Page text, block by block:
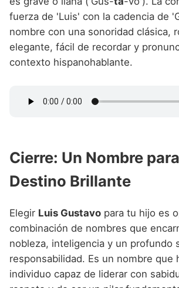
fuerza de 'Luis' con la cadencia de
nombre con una sonoridad clásica,
elegante, fácil de recordar y
contexto hispanohablante.
Cierre: Un Nombre
Destino Brillante
Elegir Luis Gustavo para tu hijo es
combinación de nombres que
nobleza, inteligencia y un profundo
responsabilidad. Es un nombre que
individuo capaz de liderar con